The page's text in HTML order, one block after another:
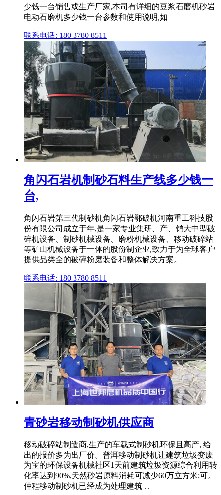
少钱一台销售或生产厂家,本司有详细的豆浆石磨机砂岩
电动石磨机多少钱一台参数和使用说明,如
联系电话: 180 3780 8511
角闪石岩机制砂石料生产线多少钱一
台,
角闪石岩第三代制砂机角闪石岩鄂破机河南重工科技股
份有限公司成立于年,是一家专业集研、产、销大中型破
碎机设备、制砂机械设备、磨粉机械设备、移动破碎站
等矿山机械设备于一体的股份制企业,致力于为全球客户
提供品类全的破碎粉磨装备和整体解决方案。
联系电话: 180 3780 8511
青砂岩移动制砂机供应商
移动破碎站制造商,生产的车载式制砂机环保且高产, 给
出的报价多为出厂价。普洱移动制砂机让建筑垃圾变废
为宝的环保设备机械社区1天前建筑垃圾资源综合利用转
化率达到90%,天然砂岩原料消耗可减少60万立方米;可。
仲程移动制砂机已经成为处理建筑 ...